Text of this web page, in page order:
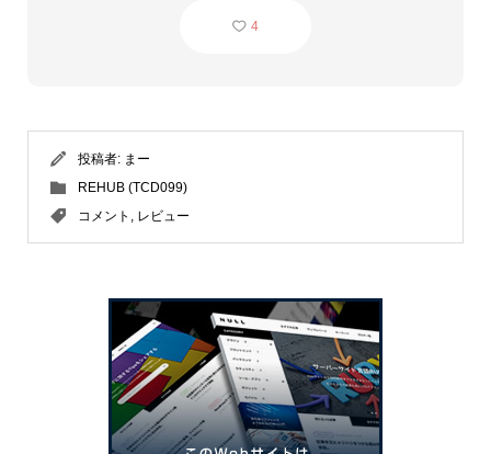
4
投稿者: まー
REHUB (TCD099)
コメント , レビュー